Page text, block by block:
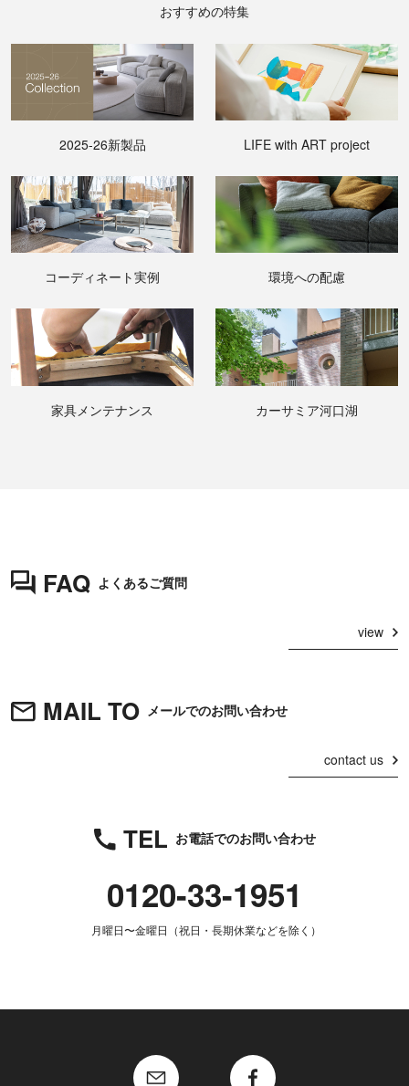
おすすめの特集
2025-26新製品 LIFE with ART project
コーディネート実例 環境への配慮
家具メンテナンス カーサミア河口湖
FAQ よくあるご質問
view
MAIL TO メールでのお問い合わせ
contact us
TEL お電話でのお問い合わせ
0120-33-1951
月曜日〜金曜日（祝日・長期休業などを除く）